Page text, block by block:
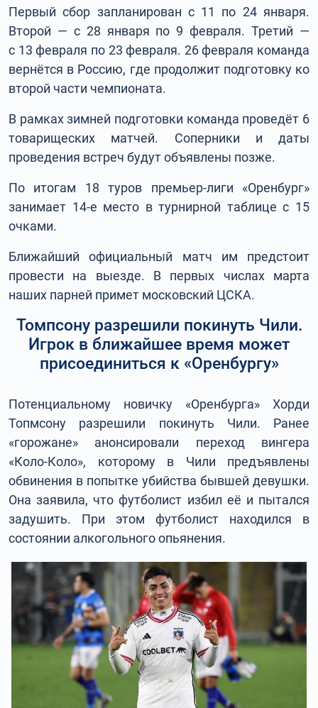
Первый сбор запланирован с 11 по 24 января.
Второй — с 28 января по 9 февраля. Третий —
с 13 февраля по 23 февраля. 26 февраля команда
вернётся в Россию, где продолжит подготовку ко
второй части чемпионата.
В рамках зимней подготовки команда проведёт 6
товарищеских матчей. Соперники и даты
проведения встреч будут объявлены позже.
По итогам 18 туров премьер-лиги «Оренбург»
занимает 14-е место в турнирной таблице с 15
очками.
Ближайший официальный матч им предстоит
провести на выезде. В первых числах марта
наших парней примет московский ЦСКА.
Томпсону разрешили покинуть Чили.
Игрок в ближайшее время может
присоединиться к «Оренбургу»
Потенциальному новичку «Оренбурга» Хорди
Топмсону разрешили покинуть Чили. Ранее
«горожане» анонсировали переход вингера
«Коло-Коло», которому в Чили предъявлены
обвинения в попытке убийства бывшей девушки.
Она заявила, что футболист избил её и пытался
задушить. При этом футболист находился в
состоянии алкогольного опьянения.